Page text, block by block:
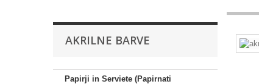
AKRILNE BARVE
Papirji in Serviete (Papirnati